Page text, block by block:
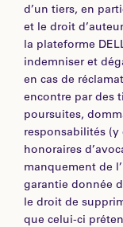
d’un tiers, en
et le droit
la plateforme
indemniser et
en cas de
encontre par des
poursuites,
responsabilités (y
honoraires
manquement de
garantie donnée
le droit de
que celui-ci